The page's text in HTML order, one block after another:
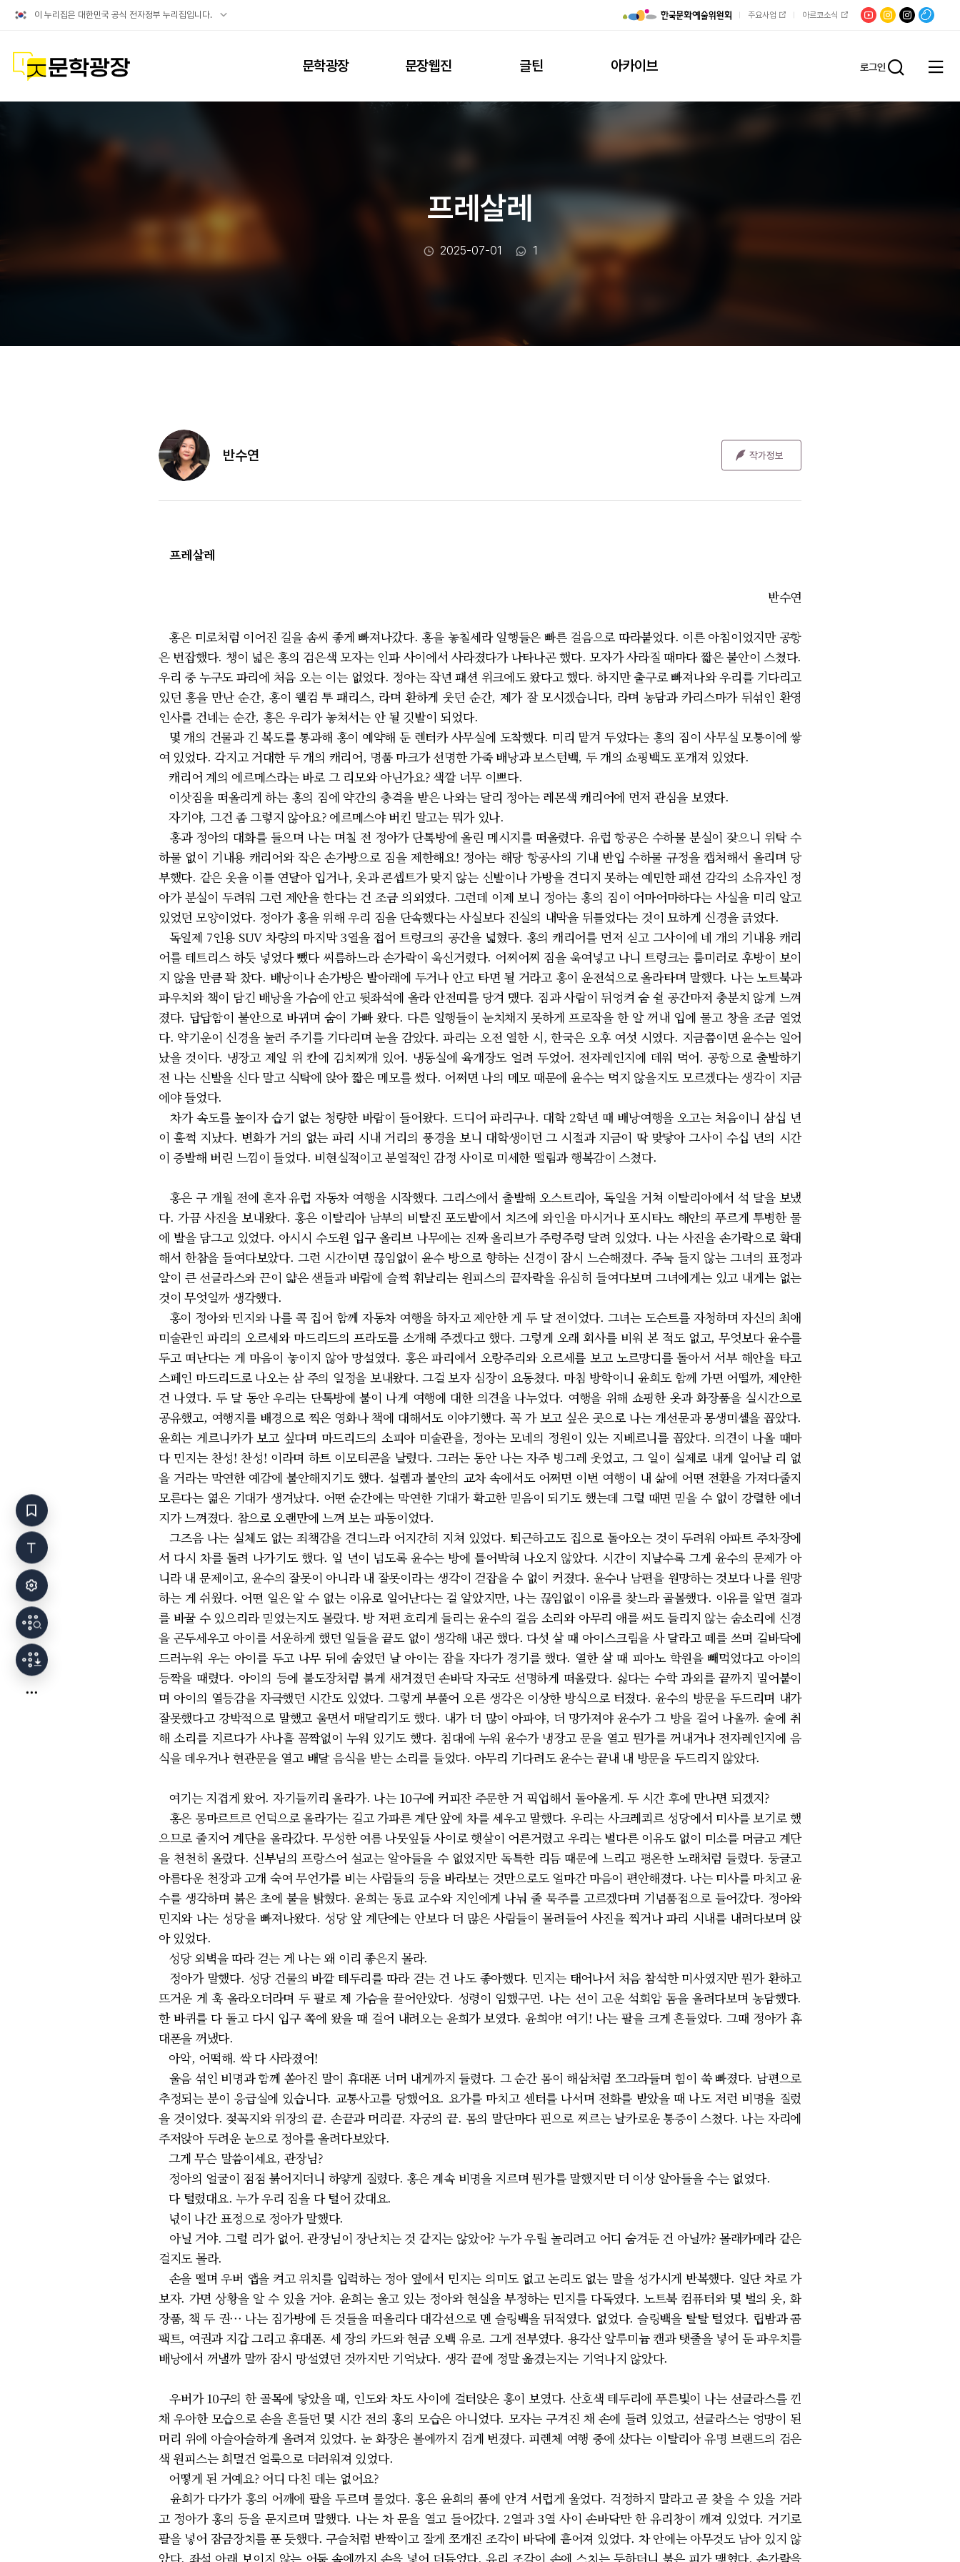
이 누리집은 대한민국 공식 전자정부 누리집입니다.
공식
주요사업 아르코소식 유튜브문학광장채널문장
팟빵
문학광장 문학광장 문장웹진 글틴 아카이브 로그인
전체
프레살레
작성일
2025-07-01 댓글수
1
반수연
프레살레
반수연
홍은 미로처럼 이어진 길을 솜씨 좋게 빠져나갔다. 홍을 놓칠세라 일행들은 빠른 걸음으로 따라붙었다. 이른 아침이었지만 공항
은 번잡했다. 챙이 넓은 홍의 검은색 모자는 인파 사이에서 사라졌다가 나타나곤 했다. 모자가 사라질 때마다 짧은 불안이 스쳤다.
우리 중 누구도 파리에 처음 오는 이는 없었다. 정아는 작년 패션 위크에도 왔다고 했다. 하지만 출구로 빠져나와 우리를 기다리고
있던 홍을 만난 순간, 홍이 웰컴 투 패리스, 라며 환하게 웃던 순간, 제가 잘 모시겠습니다, 라며 농담과 카리스마가 뒤섞인 환영
인사를 건네는 순간, 홍은 우리가 놓쳐서는 안 될 깃발이 되었다.
몇 개의 건물과 긴 복도를 통과해 홍이 예약해 둔 렌터카 사무실에 도착했다. 미리 맡겨 두었다는 홍의 짐이 사무실 모퉁이에 쌓
여 있었다. 각지고 거대한 두 개의 캐리어, 명품 마크가 선명한 가죽 배낭과 보스턴백, 두 개의 쇼핑백도 포개져 있었다.
캐리어 계의 에르메스라는 바로 그 리모와 아닌가요? 색깔 너무 이쁘다.
이삿짐을 떠올리게 하는 홍의 짐에 약간의 충격을 받은 나와는 달리 정아는 레몬색 캐리어에 먼저 관심을 보였다.
자기야, 그건 좀 그렇지 않아요? 에르메스야 버킨 말고는 뭐가 있나.
홍과 정아의 대화를 들으며 나는 며칠 전 정아가 단톡방에 올린 메시지를 떠올렸다. 유럽 항공은 수하물 분실이 잦으니 위탁 수
하물 없이 기내용 캐리어와 작은 손가방으로 짐을 제한해요! 정아는 해당 항공사의 기내 반입 수하물 규정을 캡처해서 올리며 당
부했다. 같은 옷을 이틀 연달아 입거나, 옷과 콘셉트가 맞지 않는 신발이나 가방을 견디지 못하는 예민한 패션 감각의 소유자인 정
아가 분실이 두려워 그런 제안을 한다는 건 조금 의외였다. 그런데 이제 보니 정아는 홍의 짐이 어마어마하다는 사실을 미리 알고
있었던 모양이었다. 정아가 홍을 위해 우리 짐을 단속했다는 사실보다 진실의 내막을 뒤틀었다는 것이 묘하게 신경을 긁었다.
독일제 7인용 SUV 차량의 마지막 3열을 접어 트렁크의 공간을 넓혔다. 홍의 캐리어를 먼저 싣고 그사이에 네 개의 기내용 캐리
어를 테트리스 하듯 넣었다 뺐다 씨름하느라 손가락이 욱신거렸다. 어찌어찌 짐을 욱여넣고 나니 트렁크는 룸미러로 후방이 보이
지 않을 만큼 꽉 찼다. 배낭이나 손가방은 발아래에 두거나 안고 타면 될 거라고 홍이 운전석으로 올라타며 말했다. 나는 노트북과
파우치와 책이 담긴 배낭을 가슴에 안고 뒷좌석에 올라 안전띠를 당겨 맸다. 짐과 사람이 뒤엉켜 숨 쉴 공간마저 충분치 않게 느껴
졌다. 답답함이 불안으로 바뀌며 숨이 가빠 왔다. 다른 일행들이 눈치채지 못하게 프로작을 한 알 꺼내 입에 물고 창을 조금 열었
다. 약기운이 신경을 눌러 주기를 기다리며 눈을 감았다. 파리는 오전 열한 시, 한국은 오후 여섯 시였다. 지금쯤이면 윤수는 일어
났을 것이다. 냉장고 제일 위 칸에 김치찌개 있어. 냉동실에 육개장도 얼려 두었어. 전자레인지에 데워 먹어. 공항으로 출발하기
전 나는 신발을 신다 말고 식탁에 앉아 짧은 메모를 썼다. 어쩌면 나의 메모 때문에 윤수는 먹지 않을지도 모르겠다는 생각이 지금
에야 들었다.
차가 속도를 높이자 습기 없는 청량한 바람이 들어왔다. 드디어 파리구나. 대학 2학년 때 배낭여행을 오고는 처음이니 삼십 년
이 훌쩍 지났다. 변화가 거의 없는 파리 시내 거리의 풍경을 보니 대학생이던 그 시절과 지금이 딱 맞닿아 그사이 수십 년의 시간
이 증발해 버린 느낌이 들었다. 비현실적이고 분열적인 감정 사이로 미세한 떨림과 행복감이 스쳤다.
홍은 구 개월 전에 혼자 유럽 자동차 여행을 시작했다. 그리스에서 출발해 오스트리아, 독일을 거쳐 이탈리아에서 석 달을 보냈
다. 가끔 사진을 보내왔다. 홍은 이탈리아 남부의 비탈진 포도밭에서 치즈에 와인을 마시거나 포시타노 해안의 푸르게 투병한 물
에 발을 담그고 있었다. 아시시 수도원 입구 올리브 나무에는 진짜 올리브가 주렁주렁 달려 있었다. 나는 사진을 손가락으로 확대
해서 한참을 들여다보았다. 그런 시간이면 끊임없이 윤수 방으로 향하는 신경이 잠시 느슨해졌다. 주눅 들지 않는 그녀의 표정과
알이 큰 선글라스와 끈이 얇은 샌들과 바람에 슬쩍 휘날리는 원피스의 끝자락을 유심히 들여다보며 그녀에게는 있고 내게는 없는
것이 무엇일까 생각했다.
홍이 정아와 민지와 나를 콕 집어 함께 자동차 여행을 하자고 제안한 게 두 달 전이었다. 그녀는 도슨트를 자청하며 자신의 최애
미술관인 파리의 오르세와 마드리드의 프라도를 소개해 주겠다고 했다. 그렇게 오래 회사를 비워 본 적도 없고, 무엇보다 윤수를
두고 떠난다는 게 마음이 놓이지 않아 망설였다. 홍은 파리에서 오랑주리와 오르세를 보고 노르망디를 돌아서 서부 해안을 타고
스페인 마드리드로 나오는 삼 주의 일정을 보내왔다. 그걸 보자 심장이 요동쳤다. 마침 방학이니 윤희도 함께 가면 어떨까, 제안한
건 나였다. 두 달 동안 우리는 단톡방에 불이 나게 여행에 대한 의견을 나누었다. 여행을 위해 쇼핑한 옷과 화장품을 실시간으로
공유했고, 여행지를 배경으로 찍은 영화나 책에 대해서도 이야기했다. 꼭 가 보고 싶은 곳으로 나는 개선문과 몽생미셸을 꼽았다.
윤희는 게르니카가 보고 싶다며 마드리드의 소피아 미술관을, 정아는 모네의 정원이 있는 지베르니를 꼽았다. 의견이 나올 때마
다 민지는 찬성! 찬성! 이라며 하트 이모티콘을 날렸다. 그러는 동안 나는 자주 빙그레 웃었고, 그 일이 실제로 내게 일어날 리 없
을 거라는 막연한 예감에 불안해지기도 했다. 설렘과 불안의 교차 속에서도 어쩌면 이번 여행이 내 삶에 어떤 전환을 가져다줄지
모른다는 엷은 기대가 생겨났다. 어떤 순간에는 막연한 기대가 확고한 믿음이 되기도 했는데 그럴 때면 믿을 수 없이 강렬한 에너
지가 느껴졌다. 참으로 오랜만에 느껴 보는 파동이었다.
그즈음 나는 실체도 없는 죄책감을 견디느라 어지간히 지쳐 있었다. 퇴근하고도 집으로 돌아오는 것이 두려워 아파트 주차장에
서 다시 차를 돌려 나가기도 했다. 일 년이 넘도록 윤수는 방에 틀어박혀 나오지 않았다. 시간이 지날수록 그게 윤수의 문제가 아
니라 내 문제이고, 윤수의 잘못이 아니라 내 잘못이라는 생각이 걷잡을 수 없이 커졌다. 윤수나 남편을 원망하는 것보다 나를 원망
하는 게 쉬웠다. 어떤 일은 알 수 없는 이유로 일어난다는 걸 알았지만, 나는 끊임없이 이유를 찾느라 골몰했다. 이유를 알면 결과
를 바꿀 수 있으리라 믿었는지도 몰랐다. 방 저편 흐리게 들리는 윤수의 걸음 소리와 아무리 애를 써도 들리지 않는 숨소리에 신경
을 곤두세우고 아이를 서운하게 했던 일들을 끝도 없이 생각해 내곤 했다. 다섯 살 때 아이스크림을 사 달라고 떼를 쓰며 길바닥에
드러누워 우는 아이를 두고 나무 뒤에 숨었던 날 아이는 잠을 자다가 경기를 했다. 열한 살 때 피아노 학원을 빼먹었다고 아이의
등짝을 때렸다. 아이의 등에 불도장처럼 붉게 새겨졌던 손바닥 자국도 선명하게 떠올랐다. 싫다는 수학 과외를 끝까지 밀어붙이
며 아이의 열등감을 자극했던 시간도 있었다. 그렇게 부풀어 오른 생각은 이상한 방식으로 터졌다. 윤수의 방문을 두드리며 내가
잘못했다고 강박적으로 말했고 울면서 매달리기도 했다. 내가 더 많이 아파야, 더 망가져야 윤수가 그 방을 걸어 나올까. 술에 취
해 소리를 지르다가 사나흘 꼼짝없이 누워 있기도 했다. 침대에 누워 윤수가 냉장고 문을 열고 뭔가를 꺼내거나 전자레인지에 음
식을 데우거나 현관문을 열고 배달 음식을 받는 소리를 들었다. 아무리 기다려도 윤수는 끝내 내 방문을 두드리지 않았다.
여기는 지겹게 왔어. 자기들끼리 올라가. 나는 10구에 커피잔 주문한 거 픽업해서 돌아올게. 두 시간 후에 만나면 되겠지?
홍은 몽마르트르 언덕으로 올라가는 길고 가파른 계단 앞에 차를 세우고 말했다. 우리는 사크레쾨르 성당에서 미사를 보기로 했
으므로 줄지어 계단을 올라갔다. 무성한 여름 나뭇잎들 사이로 햇살이 어른거렸고 우리는 별다른 이유도 없이 미소를 머금고 계단
을 천천히 올랐다. 신부님의 프랑스어 설교는 알아들을 수 없었지만 독특한 리듬 때문에 느리고 평온한 노래처럼 들렸다. 둥글고
아름다운 천장과 고개 숙여 무언가를 비는 사람들의 등을 바라보는 것만으로도 얼마간 마음이 편안해졌다. 나는 미사를 마치고 윤
수를 생각하며 붉은 초에 불을 밝혔다. 윤희는 동료 교수와 지인에게 나눠 줄 묵주를 고르겠다며 기념품점으로 들어갔다. 정아와
민지와 나는 성당을 빠져나왔다. 성당 앞 계단에는 안보다 더 많은 사람들이 몰려들어 사진을 찍거나 파리 시내를 내려다보며 앉
아 있었다.
성당 외벽을 따라 걷는 게 나는 왜 이리 좋은지 몰라.
정아가 말했다. 성당 건물의 바깥 테두리를 따라 걷는 건 나도 좋아했다. 민지는 태어나서 처음 참석한 미사였지만 뭔가 환하고
뜨거운 게 훅 올라오더라며 두 팔로 제 가슴을 끌어안았다. 성령이 임했구먼. 나는 선이 고운 석회암 돔을 올려다보며 농담했다.
한 바퀴를 다 돌고 다시 입구 쪽에 왔을 때 걸어 내려오는 윤희가 보였다. 윤희야! 여기! 나는 팔을 크게 흔들었다. 그때 정아가 휴
대폰을 꺼냈다.
아악, 어떡해. 싹 다 사라졌어!
울음 섞인 비명과 함께 쏟아진 말이 휴대폰 너머 내게까지 들렸다. 그 순간 몸이 해삼처럼 쪼그라들며 힘이 쑥 빠졌다. 남편으로
추정되는 분이 응급실에 있습니다. 교통사고를 당했어요. 요가를 마치고 센터를 나서며 전화를 받았을 때 나도 저런 비명을 질렀
을 것이었다. 젖꼭지와 위장의 끝. 손끝과 머리끝. 자궁의 끝. 몸의 말단마다 핀으로 찌르는 날카로운 통증이 스쳤다. 나는 자리에
주저앉아 두려운 눈으로 정아를 올려다보았다.
그게 무슨 말씀이세요, 관장님?
정아의 얼굴이 점점 붉어지더니 하얗게 질렸다. 홍은 계속 비명을 지르며 뭔가를 말했지만 더 이상 알아들을 수는 없었다.
다 털렸대요. 누가 우리 짐을 다 털어 갔대요.
넋이 나간 표정으로 정아가 말했다.
아닐 거야. 그럴 리가 없어. 관장님이 장난치는 것 같지는 않았어? 누가 우릴 놀리려고 어디 숨겨둔 건 아닐까? 몰래카메라 같은
걸지도 몰라.
손을 떨며 우버 앱을 켜고 위치를 입력하는 정아 옆에서 민지는 의미도 없고 논리도 없는 말을 성가시게 반복했다. 일단 차로 가
보자. 가면 상황을 알 수 있을 거야. 윤희는 울고 있는 정아와 현실을 부정하는 민지를 다독였다. 노트북 컴퓨터와 몇 벌의 옷, 화
장품, 책 두 권··· 나는 짐가방에 든 것들을 떠올리다 대각선으로 멘 슬링백을 뒤적였다. 없었다. 슬링백을 탈탈 털었다. 립밤과 콤
팩트, 여권과 지갑 그리고 휴대폰. 세 장의 카드와 현금 오백 유로. 그게 전부였다. 용각산 알루미늄 캔과 탯줄을 넣어 둔 파우치를
배낭에서 꺼낼까 말까 잠시 망설였던 것까지만 기억났다. 생각 끝에 정말 옮겼는지는 기억나지 않았다.
우버가 10구의 한 골목에 닿았을 때, 인도와 차도 사이에 걸터앉은 홍이 보였다. 산호색 테두리에 푸른빛이 나는 선글라스를 낀
채 우아한 모습으로 손을 흔들던 몇 시간 전의 홍의 모습은 아니었다. 모자는 구겨진 채 손에 들려 있었고, 선글라스는 엉망이 된
머리 위에 아슬아슬하게 올려져 있었다. 눈 화장은 볼에까지 검게 번졌다. 피렌체 여행 중에 샀다는 이탈리아 유명 브랜드의 검은
색 원피스는 희멀건 얼룩으로 더러워져 있었다.
어떻게 된 거예요? 어디 다친 데는 없어요?
윤희가 다가가 홍의 어깨에 팔을 두르며 물었다. 홍은 윤희의 품에 안겨 서럽게 울었다. 걱정하지 말라고 곧 찾을 수 있을 거라
고 정아가 홍의 등을 문지르며 말했다. 나는 차 문을 열고 들어갔다. 2열과 3열 사이 손바닥만 한 유리창이 깨져 있었다. 거기로
팔을 넣어 잠금장치를 푼 듯했다. 구슬처럼 반짝이고 잘게 쪼개진 조각이 바닥에 흩어져 있었다. 차 안에는 아무것도 남아 있지 않
았다. 좌석 아래 보이지 않는 어둠 속에까지 손을 넣어 더듬었다. 유리 조각이 손에 스치는 듯하더니 붉은 피가 맺혔다. 손가락을